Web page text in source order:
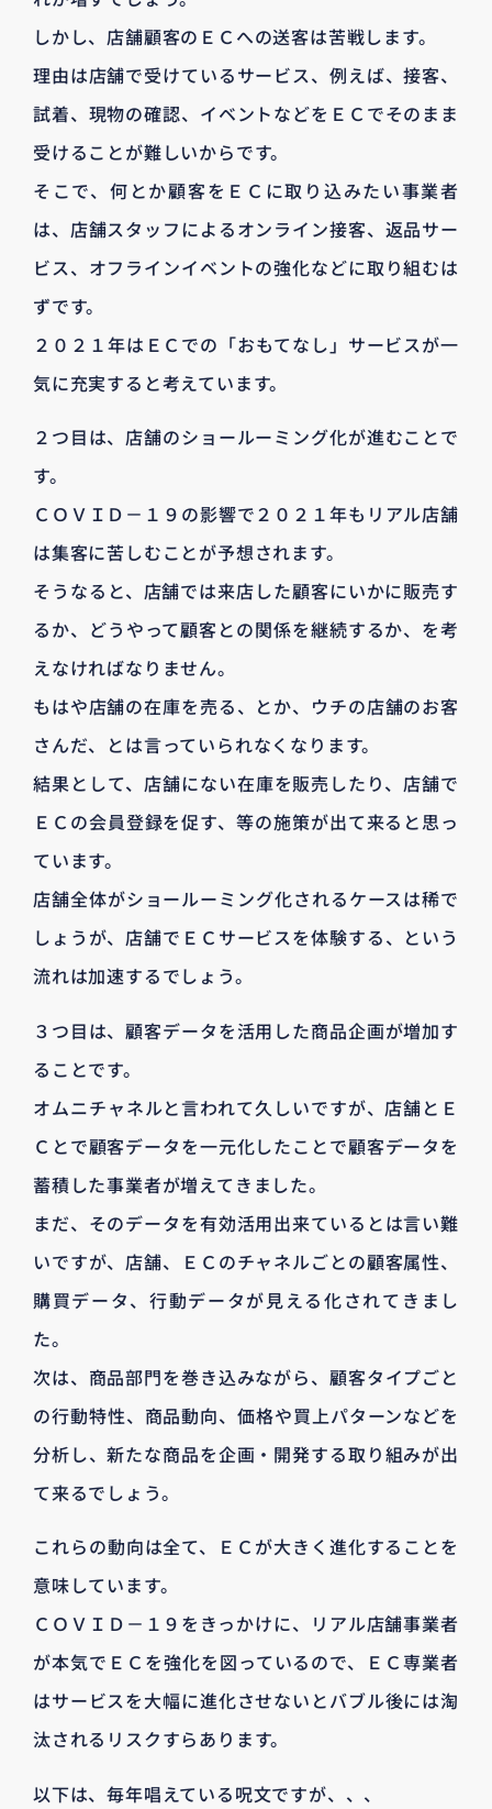
しかし、店舗顧客のＥＣへの送客は苦戦します。
理由は店舗で受けているサービス、例えば、接客、
試着、現物の確認、イベントなどをＥＣでそのまま
受けることが難しいからです。
そこで、何とか顧客をＥＣに取り込みたい事業者
は、店舗スタッフによるオンライン接客、返品サー
ビス、オフラインイベントの強化などに取り組むは
ずです。
２０２１年はＥＣでの「おもてなし」サービスが一
気に充実すると考えています。
２つ目は、店舗のショールーミング化が進むことで
す。
ＣＯＶＩＤ－１９の影響で２０２１年もリアル店舗
は集客に苦しむことが予想されます。
そうなると、店舗では来店した顧客にいかに販売す
るか、どうやって顧客との関係を継続するか、を考
えなければなりません。
もはや店舗の在庫を売る、とか、ウチの店舗のお客
さんだ、とは言っていられなくなります。
結果として、店舗にない在庫を販売したり、店舗で
ＥＣの会員登録を促す、等の施策が出て来ると思っ
ています。
店舗全体がショールーミング化されるケースは稀で
しょうが、店舗でＥＣサービスを体験する、という
流れは加速するでしょう。
３つ目は、顧客データを活用した商品企画が増加す
ることです。
オムニチャネルと言われて久しいですが、店舗とＥ
Ｃとで顧客データを一元化したことで顧客データを
蓄積した事業者が増えてきました。
まだ、そのデータを有効活用出来ているとは言い難
いですが、店舗、ＥＣのチャネルごとの顧客属性、
購買データ、行動データが見える化されてきまし
た。
次は、商品部門を巻き込みながら、顧客タイプごと
の行動特性、商品動向、価格や買上パターンなどを
分析し、新たな商品を企画・開発する取り組みが出
て来るでしょう。
これらの動向は全て、ＥＣが大きく進化することを
意味しています。
ＣＯＶＩＤ－１９をきっかけに、リアル店舗事業者
が本気でＥＣを強化を図っているので、ＥＣ専業者
はサービスを大幅に進化させないとバブル後には淘
汰されるリスクすらあります。
以下は、毎年唱えている呪文ですが、、、